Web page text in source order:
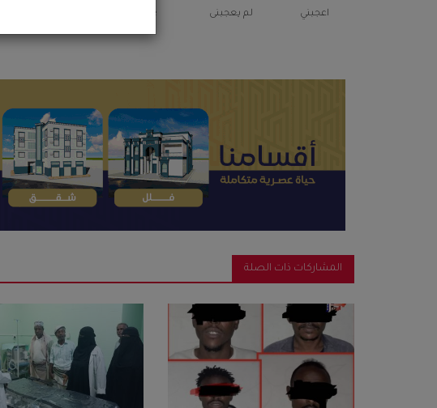
اعجبني لم يعجبنى Love
المشاركات ذات الصلة